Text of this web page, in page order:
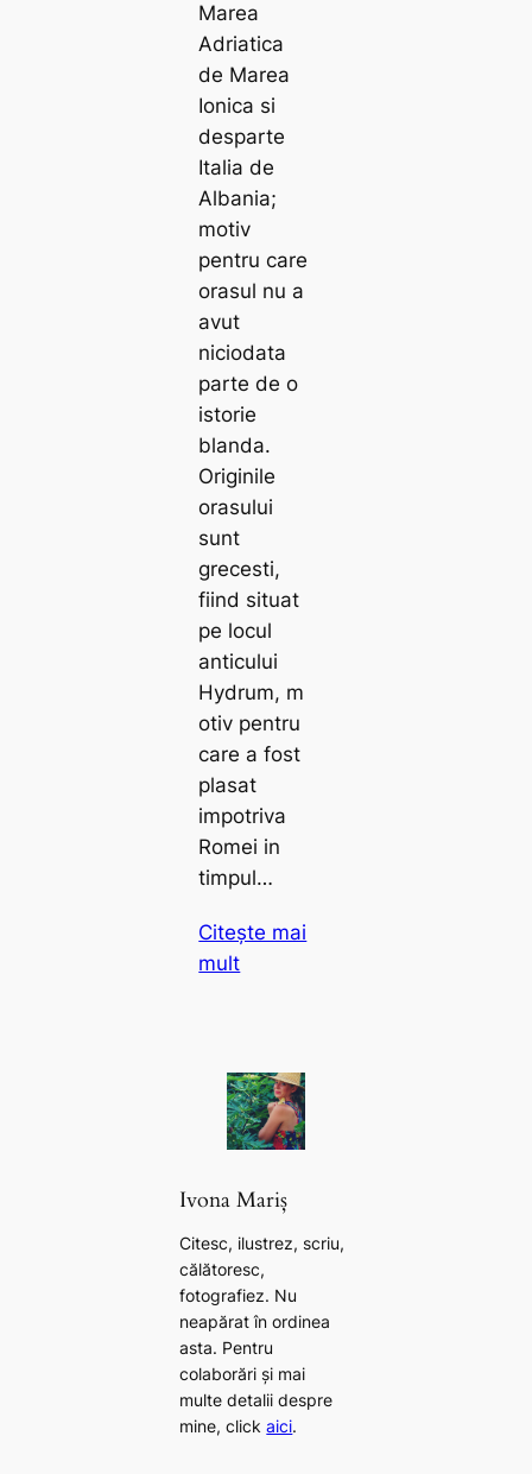
Marea
Adriatica
de Marea
Ionica si
desparte
Italia de
Albania;
motiv
pentru care
orasul nu a
avut
niciodata
parte de o
istorie
blanda.
Originile
orasului
sunt
grecesti,
fiind situat
pe locul
anticului
Hydrum, m
otiv pentru
care a fost
plasat
impotriva
Romei in
timpul…
Citește mai
mult
Ivona Mariș
Citesc, ilustrez, scriu,
călătoresc,
fotografiez. Nu
neapărat în ordinea
asta. Pentru
colaborări și mai
multe detalii despre
mine, clickaici.